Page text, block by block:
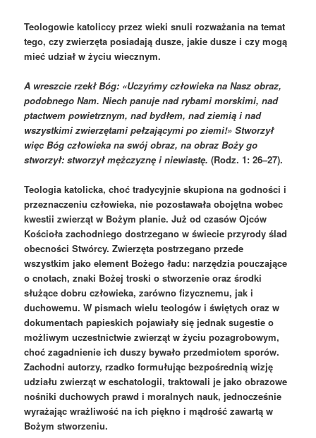
Teologowie katoliccy przez wieki snuli rozważania na temat
tego, czy zwierzęta posiadają dusze, jakie dusze i czy mogą
mieć udział w życiu wiecznym.
A wreszcie rzekł Bóg: «Uczyńmy człowieka na Nasz obraz,
podobnego Nam. Niech panuje nad rybami morskimi, nad
ptactwem powietrznym, nad bydłem, nad ziemią i nad
wszystkimi zwierzętami pełzającymi po ziemi!» Stworzył
więc Bóg człowieka na swój obraz, na obraz Boży go
stworzył: stworzył mężczyznę i niewiastę. (Rodz. 1: 26–27).
Teologia katolicka, choć tradycyjnie skupiona na godności i
przeznaczeniu człowieka, nie pozostawała obojętna wobec
kwestii zwierząt w Bożym planie. Już od czasów Ojców
Kościoła zachodniego dostrzegano w świecie przyrody ślad
obecności Stwórcy. Zwierzęta postrzegano przede
wszystkim jako element Bożego ładu: narzędzia pouczające
o cnotach, znaki Bożej troski o stworzenie oraz środki
służące dobru człowieka, zarówno fizycznemu, jak i
duchowemu. W pismach wielu teologów i świętych oraz w
dokumentach papieskich pojawiały się jednak sugestie o
możliwym uczestnictwie zwierząt w życiu pozagrobowym,
choć zagadnienie ich duszy bywało przedmiotem sporów.
Zachodni autorzy, rzadko formułując bezpośrednią wizję
udziału zwierząt w eschatologii, traktowali je jako obrazowe
nośniki duchowych prawd i moralnych nauk, jednocześnie
wyrażając wrażliwość na ich piękno i mądrość zawartą w
Bożym stworzeniu.